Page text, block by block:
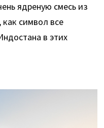
ядреную смесь из
символ все
в этих